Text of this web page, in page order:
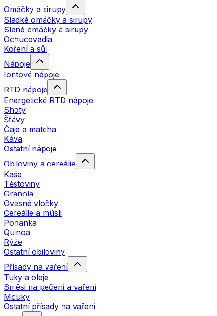
Omáčky a sirupy
Sladké omáčky a sirupy
Slané omáčky a sirupy
Ochucovadla
Koření a sůl
Nápoje
Iontové nápoje
RTD nápoje
Energetické RTD nápoje
Shoty
Šťávy
Čaje a matcha
Káva
Ostatní nápoje
Obiloviny a cereálie
Kaše
Těstoviny
Granola
Ovesné vločky
Cereálie a müsli
Pohanka
Quinoa
Rýže
Ostatní obiloviny
Přísady na vaření
Tuky a oleje
Směsi na pečení a vaření
Mouky
Ostatní přísady na vaření